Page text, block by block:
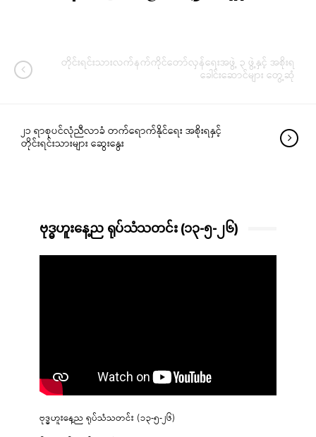
တိုင်းရင်းသားလက်နက်ကိုင်တော်လှန်ရေးအဖွဲ့ ၃ ဖွဲ့နှင့် အစိုးရ
ခေါင်းဆောင်များ တွေ့ဆုံ
၂၁ ရာစုပင်လုံညီလာခံ တက်ရောက်နိုင်ရေး အစိုးရနှင့်
တိုင်းရင်းသားများ ဆွေးနွေး
ဗုဒ္ဓဟူးနေ့ည ရုပ်သံသတင်း (၁၃-၅-၂၆)
ဗုဒ္ဓဟူးနေ့ည ရုပ်သံသတင်း (၁၃-၅-၂၆)